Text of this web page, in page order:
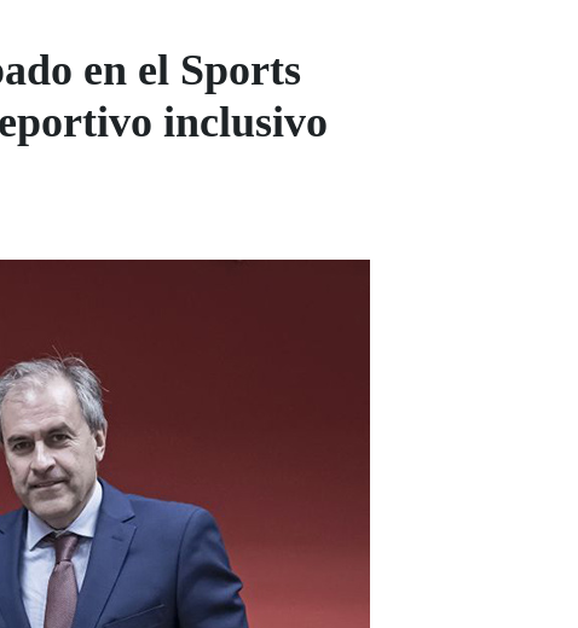
en el Sports
inclusivo